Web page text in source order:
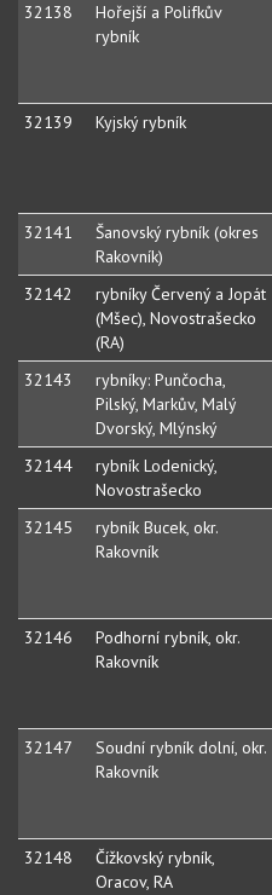
32138
Hořejší a Polifkův
rybník
32139
Kyjský rybník
32141
Šanovský rybník (okres
Rakovník)
32142
rybníky Červený a Jopát
(Mšec), Novostrašecko
(RA)
32143
rybníky: Punčocha,
Pilský, Markův, Malý
Dvorský, Mlýnský
32144
rybník Lodenický,
Novostrašecko
32145
rybník Bucek, okr.
Rakovník
32146
Podhorní rybník, okr.
Rakovník
32147
Soudní rybník dolní, okr.
Rakovník
32148
Čížkovský rybník,
Oracov, RA